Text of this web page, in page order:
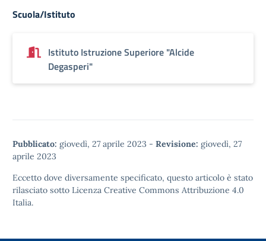
Scuola/Istituto
Istituto Istruzione Superiore "Alcide
Degasperi"
Pubblicato: giovedì, 27 aprile 2023 - Revisione: giovedì, 27
aprile 2023
Eccetto dove diversamente specificato, questo articolo è stato
rilasciato sotto Licenza Creative Commons Attribuzione 4.0
Italia.